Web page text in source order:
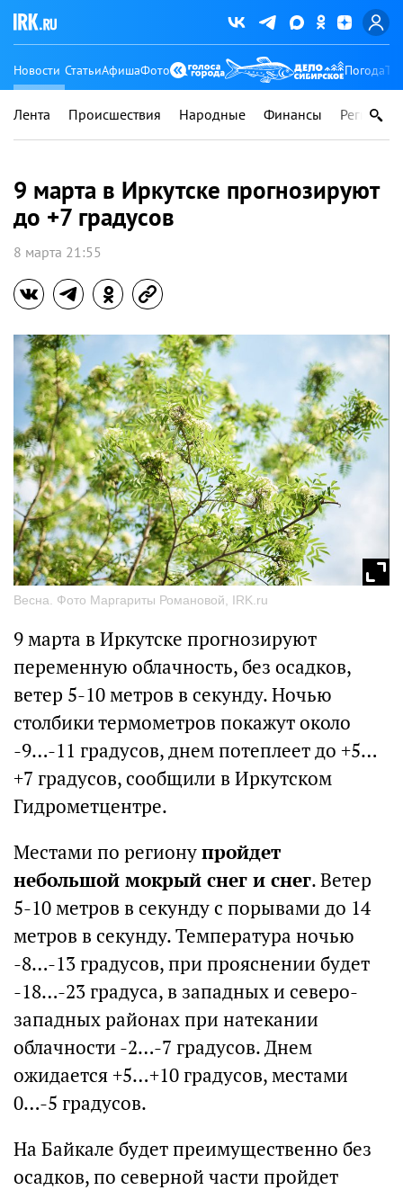
Новости СтатьиАфишаФото Погода
Лента Происшествия Народные Финансы Регионы
9 марта в Иркутске прогнозируют
до +7 градусов
8 марта 21:55
Весна. Фото Маргариты Романовой, IRK.ru
9 марта в Иркутске прогнозируют
переменную облачность, без осадков,
ветер 5-10 метров в секунду. Ночью
столбики термометров покажут около
-9…-11 градусов, днем потеплеет до +5…
+7 градусов, сообщили в Иркутском
Гидрометцентре.
Местами по регионупройдет
небольшой мокрый снег и снег. Ветер
5-10 метров в секунду с порывами до 14
метров в секунду. Температура ночью
-8…-13 градусов, при прояснении будет
-18…-23 градуса, в западных и северо-
западных районах при натекании
облачности -2…-7 градусов. Днем
ожидается +5…+10 градусов, местами
0…-5 градусов.
На Байкале будет преимущественно без
осадков, по северной части пройдет